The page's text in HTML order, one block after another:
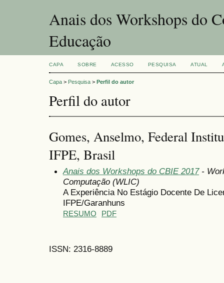
Anais dos Workshops do
Educação
CAPA SOBRE ACESSO PESQUISA ATUAL
Capa > Pesquisa > Perfil do autor
Perfil do autor
Gomes, Anselmo, Federal
IFPE, Brasil
Anais dos Workshops do CBIE 2017-
Computação (WLIC)
A Experiência No Estágio Docente De
IFPE/Garanhuns
RESUMO PDF
ISSN: 2316-8889